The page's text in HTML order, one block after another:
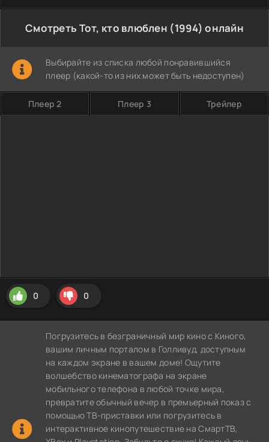
Смотреть Тот, кто влюблен (1994) онлайн
Выбирайте из списка любой понравившийся
плеер (какой-то из них может быть недоступен)
Плеер 2 Плеер 3 Трейлер
0 0
Погрузитесь в безграничный мир кино с Киного,
вашим личным порталом в Голливуд, доступным
на каждом экране в вашем доме! Ощутите
волшебство кинематографа на экране
мобильного телефона в любой точке мира,
превратите обычный вечер в премьерный показ с
помощью ТВ-приставки или погрузитесь в
интерактивное кинопутешествие на СмартТВ,